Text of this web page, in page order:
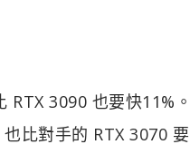
3090 也要快11%。
比對手的 RTX 3070 要